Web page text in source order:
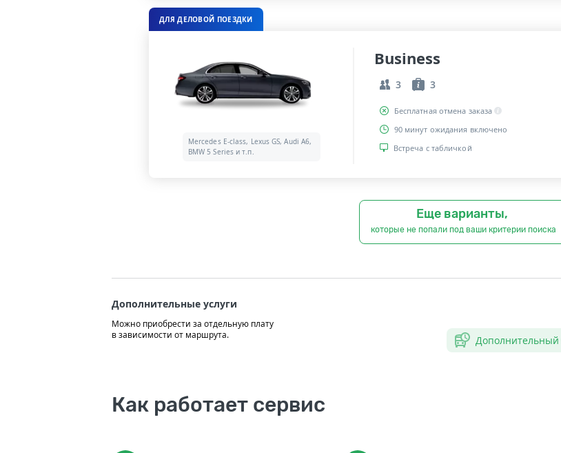
ДЛЯ ДЕЛОВОЙ ПОЕЗДКИ
Mercedes E-class, Lexus GS, Audi A6,
BMW 5 Series и т.п.
Business
3 3
Бесплатная отмена заказа
90 минут ожидания включено
Встреча с табличкой
Еще варианты,
которые не попали под ваши критерии поиска
Дополнительные услуги
Можно приобрести за отдельную плату
в зависимости от маршрута.
Как работает сервис